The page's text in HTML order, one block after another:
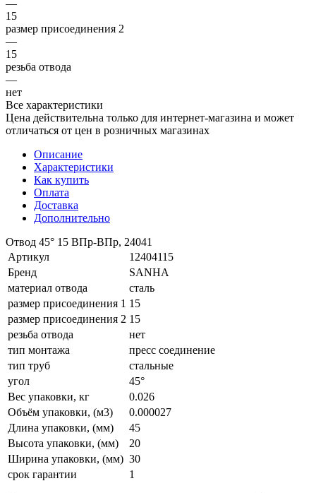
—
15
размер присоединения 2
—
15
резьба отвода
—
нет
Все характеристики
Цена действительна только для интернет-магазина и может
отличаться от цен в розничных магазинах
Описание
Характеристики
Как купить
Оплата
Доставка
Дополнительно
Отвод 45° 15 ВПр-ВПр, 24041
Артикул
12404115
Бренд
SANHA
материал отвода
сталь
размер присоединения 1 15
размер присоединения 2 15
резьба отвода
нет
тип монтажа
пресс соединение
тип труб
стальные
угол
45°
Вес упаковки, кг
0.026
Объём упаковки, (м3)
0.000027
Длина упаковки, (мм)
45
Высота упаковки, (мм)
20
Ширина упаковки, (мм) 30
срок гарантии
1